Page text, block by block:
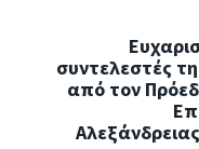
συντελεστές
από τον